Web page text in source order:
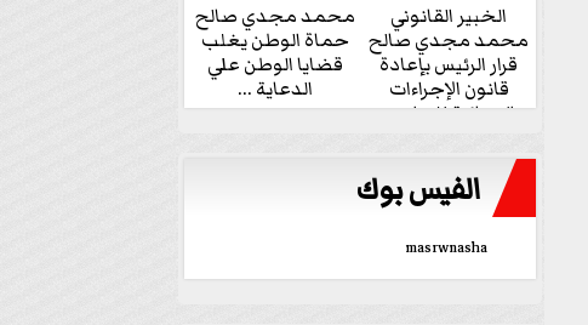
الخبير القانوني
محمد مجدي صالح
قرار الرئيس بإعادة
قانون الإجراءات
الجنائية للنواب...
محمد مجدي صالح
حماة الوطن يغلب
قضايا الوطن علي
الدعاية ...
الفيس بوك
masrwnasha